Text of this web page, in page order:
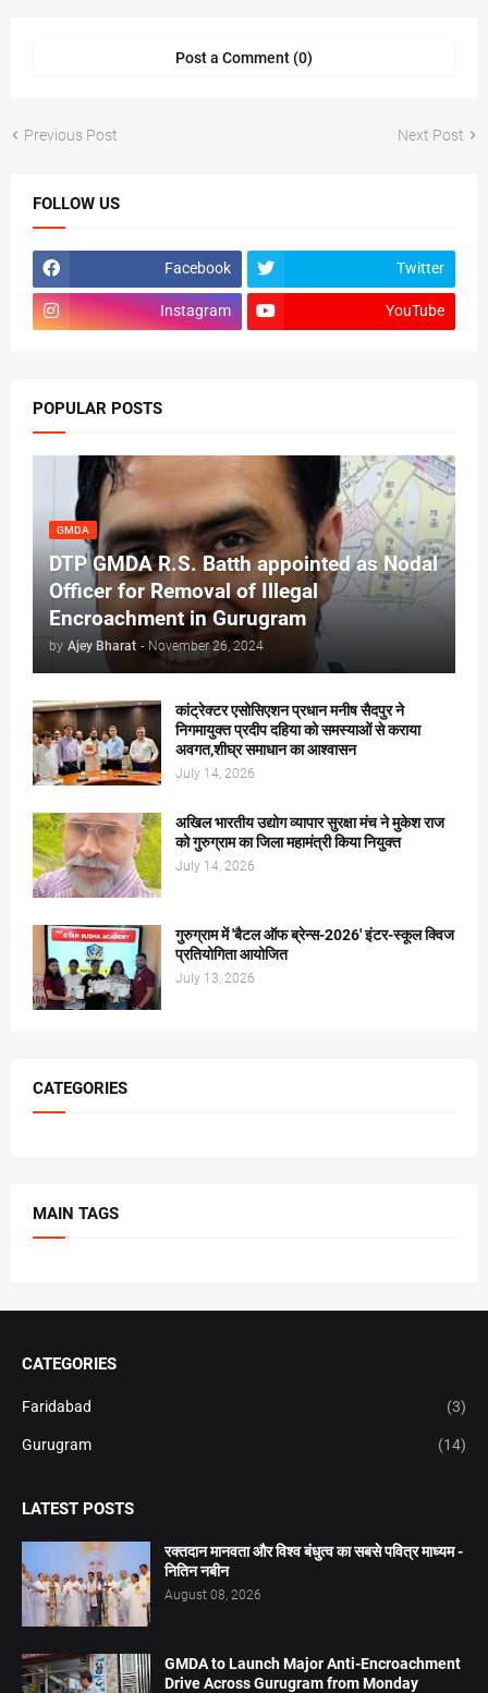
Post a Comment (0)
Previous Post Next Post
FOLLOW US
Facebook Twitter
Instagram YouTube
POPULAR POSTS
GMDA
DTP GMDA R.S. Batth appointed as Nodal
Officer for Removal of Illegal
Encroachment in Gurugram
by Ajey Bharat - November 26, 2024
कांट्रेक्टर एसोसिएशन प्रधान मनीष सैदपुर ने
निगमायुक्त प्रदीप दहिया को समस्याओं से कराया
अवगत,शीघ्र समाधान का आश्वासन
July 14, 2026
अखिल भारतीय उद्योग व्यापार सुरक्षा मंच ने मुकेश राज
को गुरुग्राम का जिला महामंत्री किया नियुक्त
July 14, 2026
गुरुग्राम में 'बैटल ऑफ ब्रेन्स-2026' इंटर-स्कूल क्विज
प्रतियोगिता आयोजित
July 13, 2026
CATEGORIES
MAIN TAGS
CATEGORIES
Faridabad (3)
Gurugram (14)
LATEST POSTS
रक्तदान मानवता और विश्व बंधुत्व का सबसे पवित्र माध्यम -
नितिन नबीन
August 08, 2026
GMDA to Launch Major Anti-Encroachment
Drive Across Gurugram from Monday